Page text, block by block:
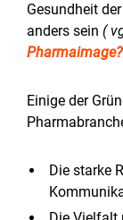
Gesundheit
anders sein (
Einige der
Die starke